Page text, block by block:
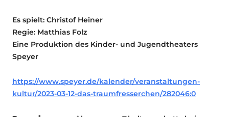
Es spielt: Christof Heiner
Regie: Matthias Folz
Eine Produktion des Kinder- und Jugendtheaters
Speyer
https://www.speyer.de/kalender/veranstaltungen-
kultur/2023-03-12-das-traumfresserchen/282046:0